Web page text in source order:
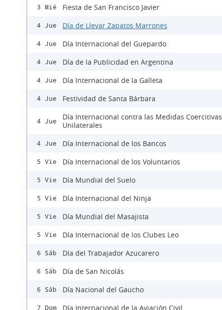
3 Mié Fiesta de San Francisco Javier
4 Jue Día de Llevar Zapatos Marrones
4 Jue Día Internacional del Guepardo
4 Jue Día de la Publicidad en Argentina
4 Jue Día Internacional de la Galleta
4 Jue Festividad de Santa Bárbara
4 Jue
Día Internacional contra las Medidas Coercitivas
Unilaterales
4 Jue Día Internacional de los Bancos
5 Vie Día Internacional de los Voluntarios
5 Vie Día Mundial del Suelo
5 Vie Día Internacional del Ninja
5 Vie Día Mundial del Masajista
5 Vie Día Internacional de los Clubes Leo
6 Sáb Día del Trabajador Azucarero
6 Sáb Día de San Nicolás
6 Sáb Día Nacional del Gaucho
7 Dom Día Internacional de la Aviación Civil